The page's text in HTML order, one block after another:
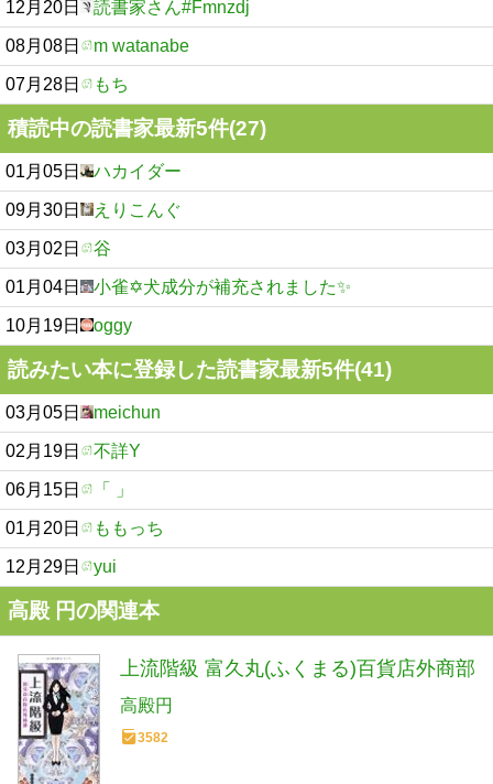
12月20日 読書家さん#Fmnzdj
08月08日 m watanabe
07月28日 もち
積読中の読書家最新5件(27)
01月05日 ハカイダー
09月30日 えりこんぐ
03月02日 谷
01月04日 小雀✡犬成分が補充されました✨
10月19日 oggy
読みたい本に登録した読書家最新5件(41)
03月05日 meichun
02月19日 不詳Y
06月15日 「 」
01月20日 ももっち
12月29日 yui
高殿 円の関連本
上流階級 富久丸(ふくまる)百貨店外商部
高殿円
3582